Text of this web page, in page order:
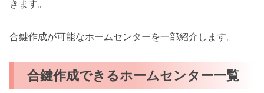
きます。
合鍵作成が可能なホームセンターを一部紹介します。
合鍵作成できるホームセンター一覧